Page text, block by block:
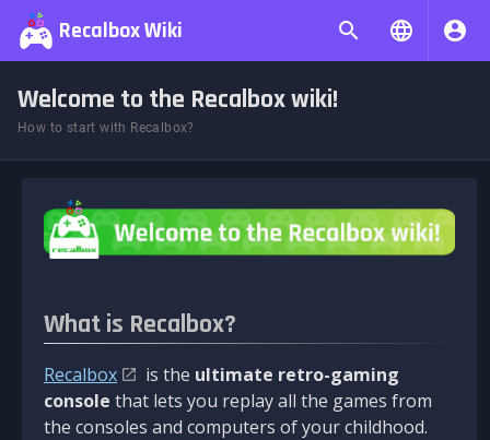
Recalbox Wiki
Welcome to the Recalbox wiki!
How to start with Recalbox?
What is Recalbox?
Recalbox is the ultimate retro-gaming
console that lets you replay all the games from
the consoles and computers of your childhood.